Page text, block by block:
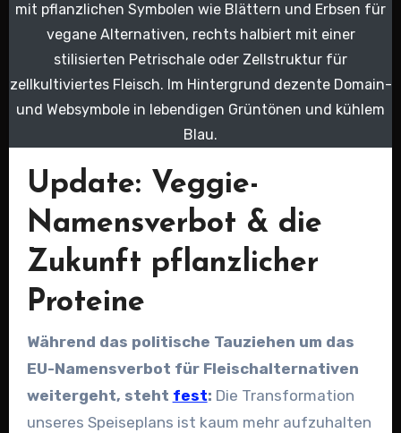
mit pflanzlichen Symbolen wie Blättern und Erbsen für
vegane Alternativen, rechts halbiert mit einer
stilisierten Petrischale oder Zellstruktur für
zellkultiviertes Fleisch. Im Hintergrund dezente Domain-
und Websymbole in lebendigen Grüntönen und kühlem
Blau.
Update: Veggie-
Namensverbot & die
Zukunft pflanzlicher
Proteine
Während das politische Tauziehen um das
EU-Namensverbot für Fleischalternativen
weitergeht, steht fest: Die Transformation
unseres Speiseplans ist kaum mehr aufzuhalten